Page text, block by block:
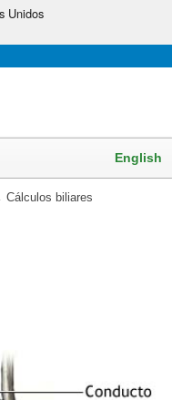
Unidos
English
Cálculos biliares